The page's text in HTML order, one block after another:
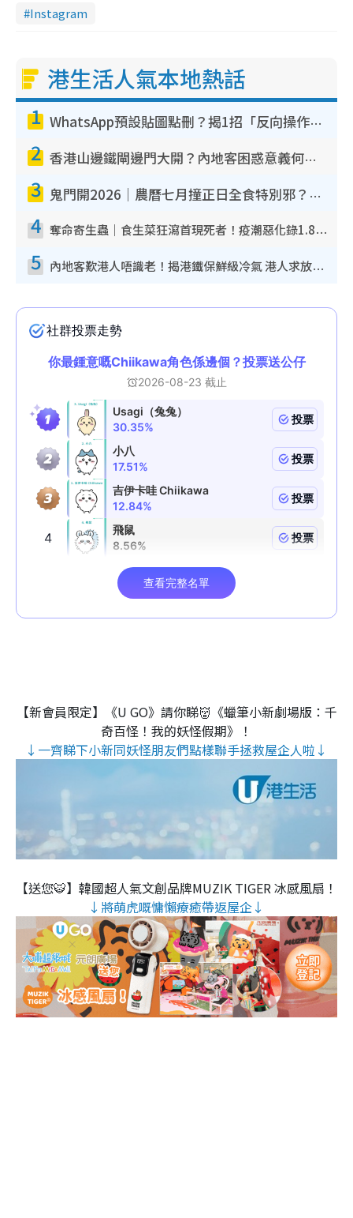
Instagram
港生活人氣本地熱話
1 WhatsApp預設貼圖點刪？揭1招「反向操作」還原簡潔介面 附3步實測教學
2 香港山邊鐵閘邊門大開？內地客困惑意義何在！網民神回覆：呢種叫法理性防禦
3 鬼門開2026｜農曆七月撞正日全食特別邪？專家警告切忌做一事！揭4大禁忌+2招保平安
4 奪命寄生蟲｜食生菜狂瀉首現死者！疫潮惡化錄1.8萬宗病例 揭洗菜3大謬誤
5 內地客歎港人唔識老！揭港鐵保鮮級冷氣 港人求放過：咪投訴
【新會員限定】《U GO》請你睇👹《蠟筆小新劇場版：千
奇百怪！我的妖怪假期》！
↓一齊睇下小新同妖怪朋友們點樣聯手拯救屋企人啦↓
【送您🐯】韓國超人氣文創品牌MUZIK TIGER 冰感風扇！
↓將萌虎嘅慵懶療癒帶返屋企↓